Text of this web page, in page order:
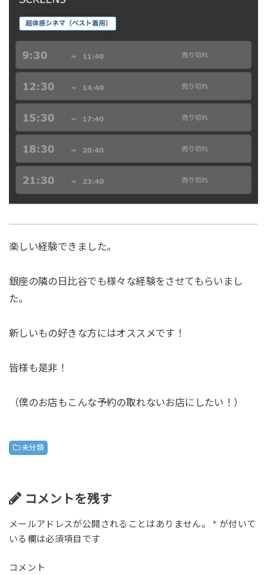
楽しい経験できました。
銀座の隣の日比谷でも様々な経験をさせてもらいまし
た。
新しいもの好きな方にはオススメです！
皆様も是非！
（僕のお店もこんな予約の取れないお店にしたい！）
未分類
コメントを残す
メールアドレスが公開されることはありません。 * が付いて
いる欄は必須項目です
コメント